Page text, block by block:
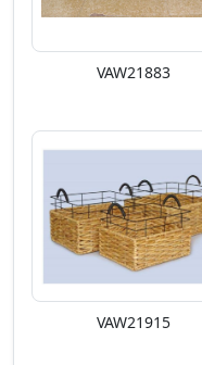
VAW21883
VAW21915